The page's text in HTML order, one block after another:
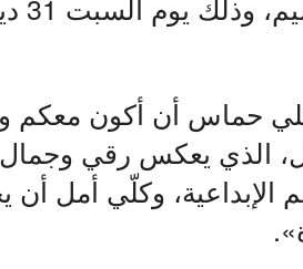
حماس أن أكون معكم
الذي يعكس رقي وجمال
الإبداعية، وكلّي أمل أن